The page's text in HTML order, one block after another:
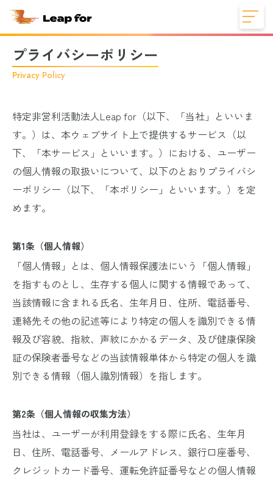
Privacy Policy
プライバシーポリシー
特定非営利活動法人Leap for（以下、「当社」といいま
す。）は、本ウェブサイト上で提供するサービス（以
下、「本サービス」といいます。）における、ユーザー
の個人情報の取扱いについて、以下のとおりプライバシ
ーポリシー（以下、「本ポリシー」といいます。）を定
めます。
第1条（個人情報）
「個人情報」とは、個人情報保護法にいう「個人情報」
を指すものとし、生存する個人に関する情報であって、
当該情報に含まれる氏名、生年月日、住所、電話番号、
連絡先その他の記述等により特定の個人を識別できる情
報及び容貌、指紋、声紋にかかるデータ、及び健康保険
証の保険者番号などの当該情報単体から特定の個人を識
別できる情報（個人識別情報）を指します。
第2条（個人情報の収集方法）
当社は、ユーザーが利用登録をする際に氏名、生年月
日、住所、電話番号、メールアドレス、銀行口座番号、
クレジットカード番号、運転免許証番号などの個人情報